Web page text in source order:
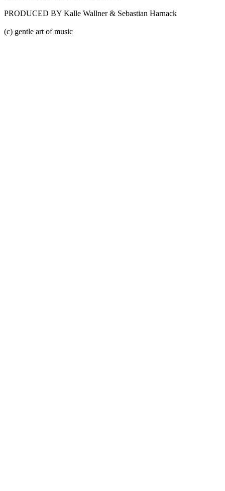
PRODUCED BY Kalle Wallner & Sebastian Harnack
(c) gentle art of music